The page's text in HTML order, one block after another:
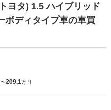
ヨタ) 1.5 ハイブリッド
ボディタイプ車の車買
〜209.1万円